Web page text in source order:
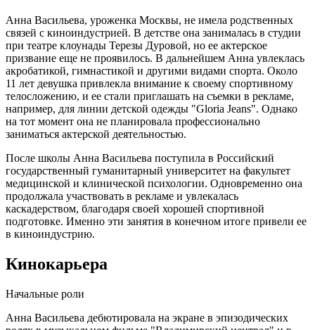
Анна Васильева, уроженка Москвы, не имела родственных
связей с киноиндустрией. В детстве она занималась в студии
при театре клоунады Терезы Дуровой, но ее актерское
призвание еще не проявилось. В дальнейшем Анна увлеклась
акробатикой, гимнастикой и другими видами спорта. Около
11 лет девушка привлекла внимание к своему спортивному
телосложению, и ее стали приглашать на съемки в рекламе,
например, для линии детской одежды "Gloria Jeans". Однако
на тот момент она не планировала профессионально
заниматься актерской деятельностью.
После школы Анна Васильева поступила в Российский
государственный гуманитарный университет на факультет
медицинской и клинической психологии. Одновременно она
продолжала участвовать в рекламе и увлекалась
каскадерством, благодаря своей хорошей спортивной
подготовке. Именно эти занятия в конечном итоге привели ее
в киноиндустрию.
Кинокарьера
Начальные роли
Анна Васильева дебютировала на экране в эпизодических